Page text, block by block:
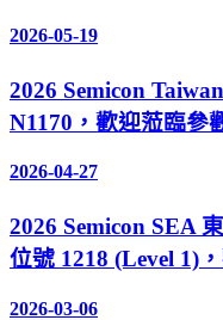
2026-05-19
2026 Semicon
N1170，歡迎蒞臨參
2026-04-27
2026 Semicon SEA
位號 1218 (Level 1)
2026-03-06